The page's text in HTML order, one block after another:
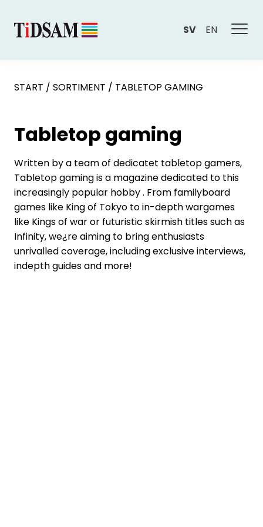
SV EN
START / SORTIMENT / TABLETOP GAMING
Tabletop gaming
Written by a team of dedicatet tabletop gamers,
Tabletop gaming is a magazine dedicated to this
increasingly popular hobby . From familyboard
games like King of Tokyo to in-depth wargames
like Kings of war or futuristic skirmish titles such as
Infinity, we¿re aiming to bring enthusiasts
unrivalled coverage, including exclusive interviews,
indepth guides and more!